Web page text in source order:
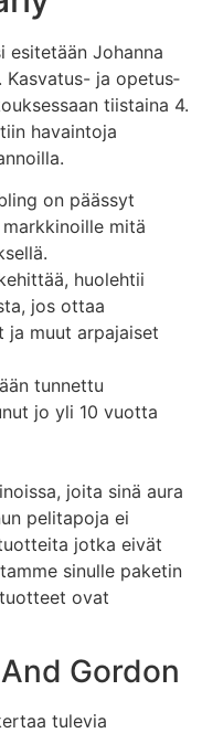
esi­te­tään Jo­han­na
Kas­va­tus- ja ope­tus­
tiis­tai­na 4.
havaintoja
on päässyt
mitä
huolehtii
jos ottaa
ja muut arpajaiset
tunnettu
jo yli 10 vuotta
joita sinä aura
pelitapoja ei
jotka eivät
sinulle paketin
ovat
Gordon
tulevia